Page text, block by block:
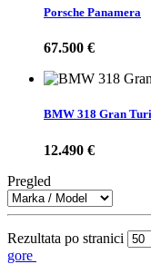
Porsche Panamera
67.500 €
BMW 318 Gran
12.490 €
Pregled
Rezultata po stranici
gore